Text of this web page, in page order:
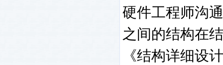
硬件工程师沟
之间的结构在
《结构详细设